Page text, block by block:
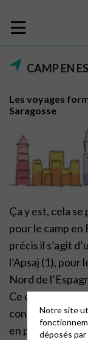
CAMP EN
Les voyages
Saragosse
Ça y est, cela
pour le camp en
précis il s’agit
l’Apsaj (1), pour
Nord de
Ce camp est
connaissez
en parler.
Notre site
déposés